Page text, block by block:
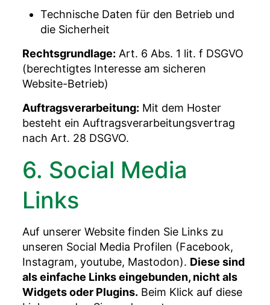
Technische Daten für den Betrieb und
die Sicherheit
Rechtsgrundlage: Art. 6 Abs. 1 lit. f DSGVO
(berechtigtes Interesse am sicheren
Website-Betrieb)
Auftragsverarbeitung: Mit dem Hoster
besteht ein Auftragsverarbeitungsvertrag
nach Art. 28 DSGVO.
6. Social Media
Links
Auf unserer Website finden Sie Links zu
unseren Social Media Profilen (Facebook,
Instagram, youtube, Mastodon). Diese sind
als einfache Links eingebunden, nicht als
Widgets oder Plugins. Beim Klick auf diese